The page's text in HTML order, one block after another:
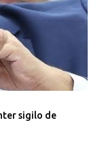
sigilo de